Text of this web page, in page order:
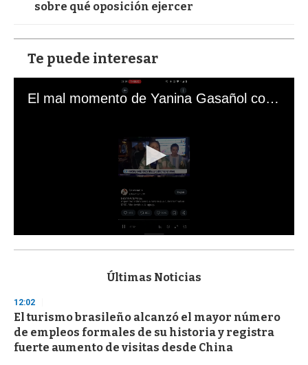
sobre qué oposición ejercer
Te puede interesar
El mal momento de Yanina Gasañol con un hincha argentino en "Subrayado"
s
d
s
o
f
3
Últimas Noticias
12:02
El turismo brasileño alcanzó el mayor número
de empleos formales de su historia y registra
fuerte aumento de visitas desde China